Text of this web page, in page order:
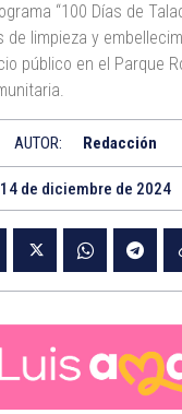
“100 Días de
de limpieza y
público en el Parque
AUTOR: Redacción
14 de diciembre de 2024